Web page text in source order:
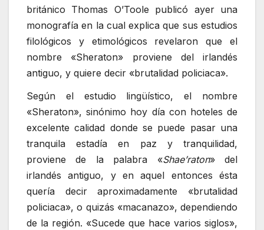
británico Thomas O’Toole publicó ayer una
monografía en la cual explica que sus estudios
filológicos y etimológicos revelaron que el
nombre «Sheraton» proviene del irlandés
antiguo, y quiere decir «brutalidad policiaca».
Según el estudio lingüístico, el nombre
«Sheraton», sinónimo hoy día con hoteles de
excelente calidad donde se puede pasar una
tranquila estadía en paz y tranquilidad,
proviene de la palabra «Shae’raton» del
irlandés antiguo, y en aquel entonces ésta
quería decir aproximadamente «brutalidad
policiaca», o quizás «macanazo», dependiendo
de la región. «Sucede que hace varios siglos»,